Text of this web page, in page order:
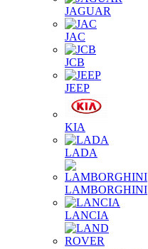
JAGUAR
JAС
JCB
JEEP
KIA
LADA
LAMBORGHINI
LANCIA